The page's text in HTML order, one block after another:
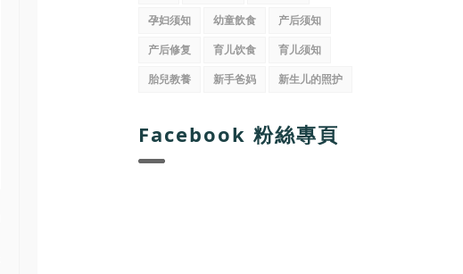
孕妇须知
幼童飲食
产后须知
产后修复
育儿饮食
育儿须知
胎兒教養
新手爸妈 新生儿的照护
Facebook 粉絲專頁